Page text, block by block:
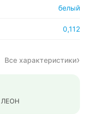
белый
0,112
Все характеристики
ЛЕОН